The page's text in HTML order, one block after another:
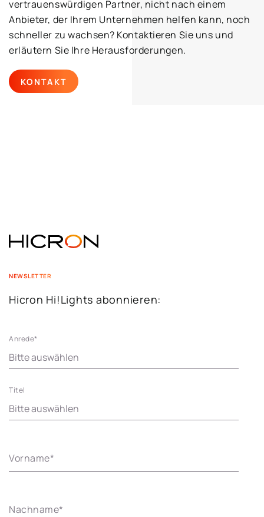
vertrauenswürdigen Partner, nicht nach einem
Anbieter, der Ihrem Unternehmen helfen kann, noch
schneller zu wachsen? Kontaktieren Sie uns und
erläutern Sie Ihre Herausforderungen.
KONTAKT
NEWSLETTER
Hicron Hi!Lights abonnieren:
Anrede*
Titel
Vorname*
Nachname*